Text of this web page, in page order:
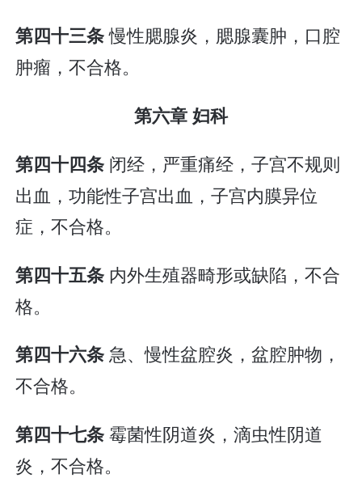
第四十三条慢性腮腺炎，腮腺囊肿，口腔
肿瘤，不合格。
第六章 妇科
第四十四条 闭经，严重痛经，子宫不规则
出血，功能性子宫出血，子宫内膜异位
症，不合格。
第四十五条 内外生殖器畸形或缺陷，不合
格。
第四十六条急、慢性盆腔炎，盆腔肿物，
不合格。
第四十七条霉菌性阴道炎，滴虫性阴道
炎，不合格。